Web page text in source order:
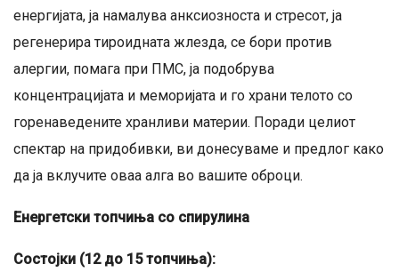
енергијата, ја намалува анксиозноста и стресот, ја
регенерира тироидната жлезда, се бори против
алергии, помага при ПМС, ја подобрува
концентрацијата и меморијата и го храни телото со
горенаведените хранливи материи. Поради целиот
спектар на придобивки, ви донесуваме и предлог како
да ја вклучите оваа алга во вашите оброци.
Енергетски топчиња со спирулина
Состојки (12 до 15 топчиња):